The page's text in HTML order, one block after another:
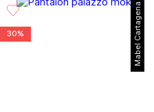
Mabel Cartagena
30%